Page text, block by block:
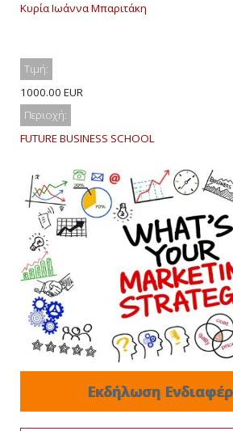
Κυρία Ιωάννα Μπαριτάκη
Τιμή:
1000.00 EUR
Περιοχή:
FUTURE BUSINESS SCHOOL
Εκδήλωση